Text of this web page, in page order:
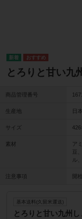
とろりと甘い九
商品管理番号
生産地 日本
サイズ
素材
ア
豆
ル
注意事項 開
基本送料(久留米運送)
とろりと甘い九州